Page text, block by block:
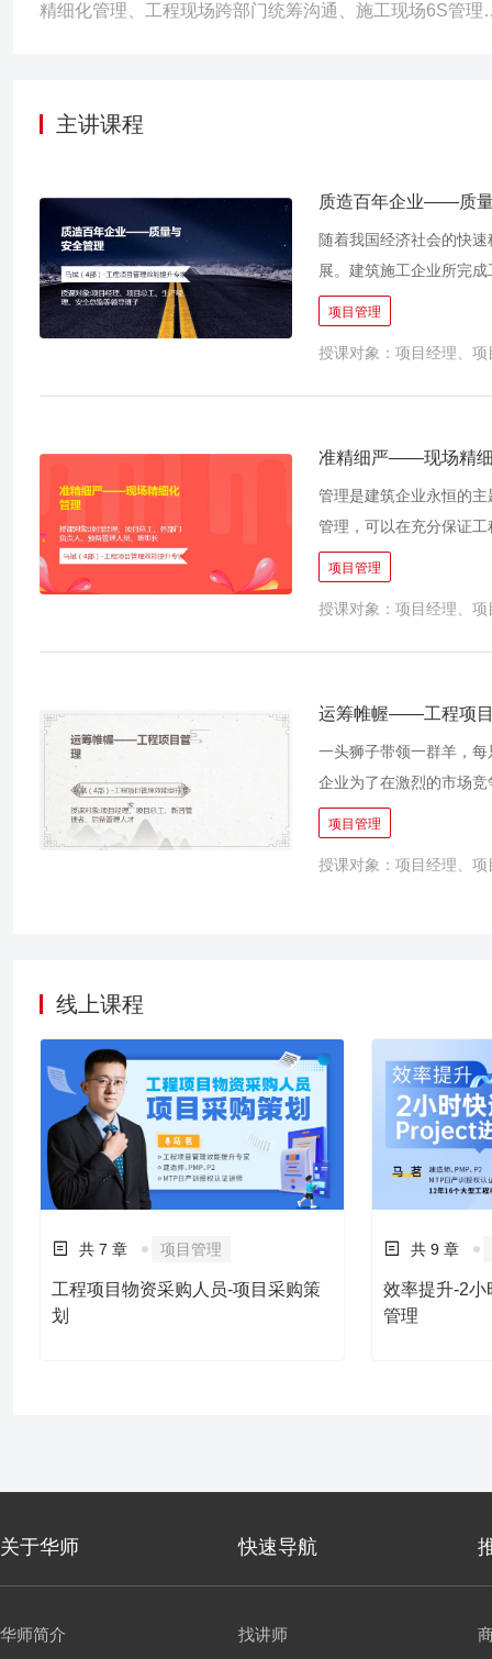
精细化管理、工程现场跨部门统筹沟通、施工现场6S管
主讲课程
质造百年企业——质
随着我国经济社会的快
展。建筑施工企业所完
后使用该项目工程业主
来，我国发生的“路陷、
家政府出台了一系列法
化，但是建筑工程项目
全，杜绝质量及安全事
题。
项目管理
授课对象：项目经理、
准精细严——现场精
管理是建筑企业永恒的
管理，可以在充分保证
化管理，能够有效降低
是以精益求精的态度，
程和结果的融合。它不
到最大的产出。
项目管理
授课对象：项目经理、
运筹帷幄——工程项
一头狮子带领一群羊，
企业为了在激烈的市场
视培养自己的管理人才
何获取优秀项目经理而
愁？ 一位优秀的项目经
项目管理
授课对象：项目经理、
线上课程
共 7 章 项目管理
工程项目物资采购人员-项目采购策
划
共 9 章
效率提升-2小
管理
关于华师 快速导航
华师简介 找讲师